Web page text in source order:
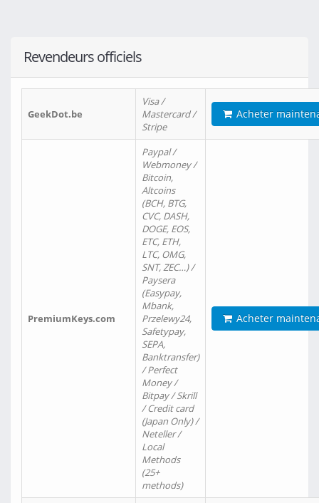
Revendeurs officiels
GeekDot.be
Visa /
Mastercard /
Stripe
Acheter
PremiumKeys.com
Paypal /
Webmoney /
Bitcoin,
Altcoins
(BCH, BTG,
CVC, DASH,
DOGE, EOS,
ETC, ETH,
LTC, OMG,
SNT, ZEC…) /
Paysera
(Easypay,
Mbank,
Przelewy24,
Safetypay,
SEPA,
Banktransfer)
/ Perfect
Money /
Bitpay / Skrill
/ Credit card
(Japan Only) /
Neteller /
Local
Methods
(25+
methods)
Acheter